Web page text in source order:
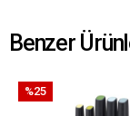
Benzer
%25